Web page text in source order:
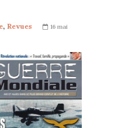
, Revues
16 mai